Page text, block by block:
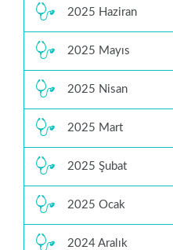
2025 Haziran
2025 Mayıs
2025 Nisan
2025 Mart
2025 Şubat
2025 Ocak
2024 Aralık